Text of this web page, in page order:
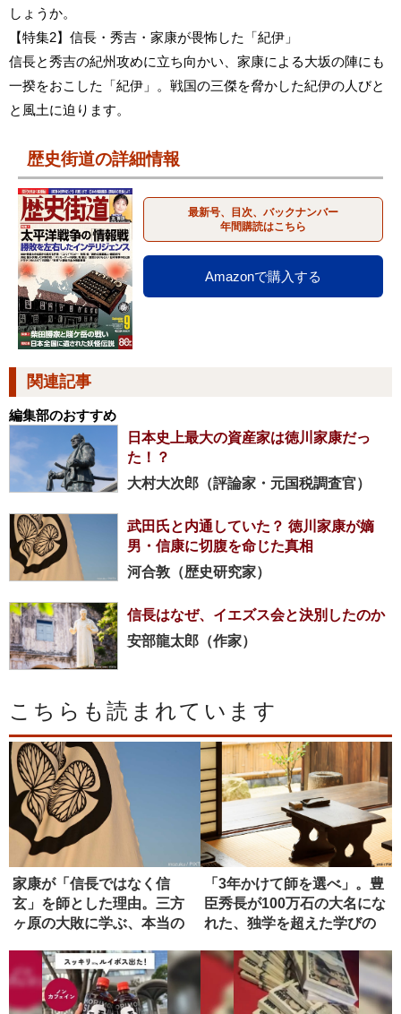
しょうか。
【特集2】信長・秀吉・家康が畏怖した「紀伊」
信長と秀吉の紀州攻めに立ち向かい、家康による大坂の陣にも
一揆をおこした「紀伊」。戦国の三傑を脅かした紀伊の人びと
と風土に迫ります。
歴史街道の詳細情報
最新号、目次、バックナンバー
年間購読はこちら
Amazonで購入する
関連記事
編集部のおすすめ
日本史上最大の資産家は徳川家康だっ
た！？
大村大次郎（評論家・元国税調査官）
武田氏と内通していた？ 徳川家康が嫡
男・信康に切腹を命じた真相
河合敦（歴史研究家）
信長はなぜ、イエズス会と決別したのか
安部龍太郎（作家）
こちらも読まれています
家康が「信長ではなく信
玄」を師とした理由。三方
ヶ原の大敗に学ぶ、本当の
「3年かけて師を選べ」。豊
臣秀長が100万石の大名にな
れた、独学を超えた学びの